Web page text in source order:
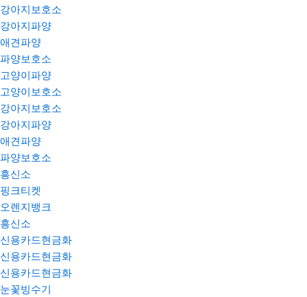
강아지보호소
강아지파양
애견파양
파양보호소
고양이파양
고양이보호소
강아지보호소
강아지파양
애견파양
파양보호소
흥신소
핑크티켓
오렌지뱅크
흥신소
신용카드현금화
신용카드현금화
신용카드현금화
눈꽃빙수기